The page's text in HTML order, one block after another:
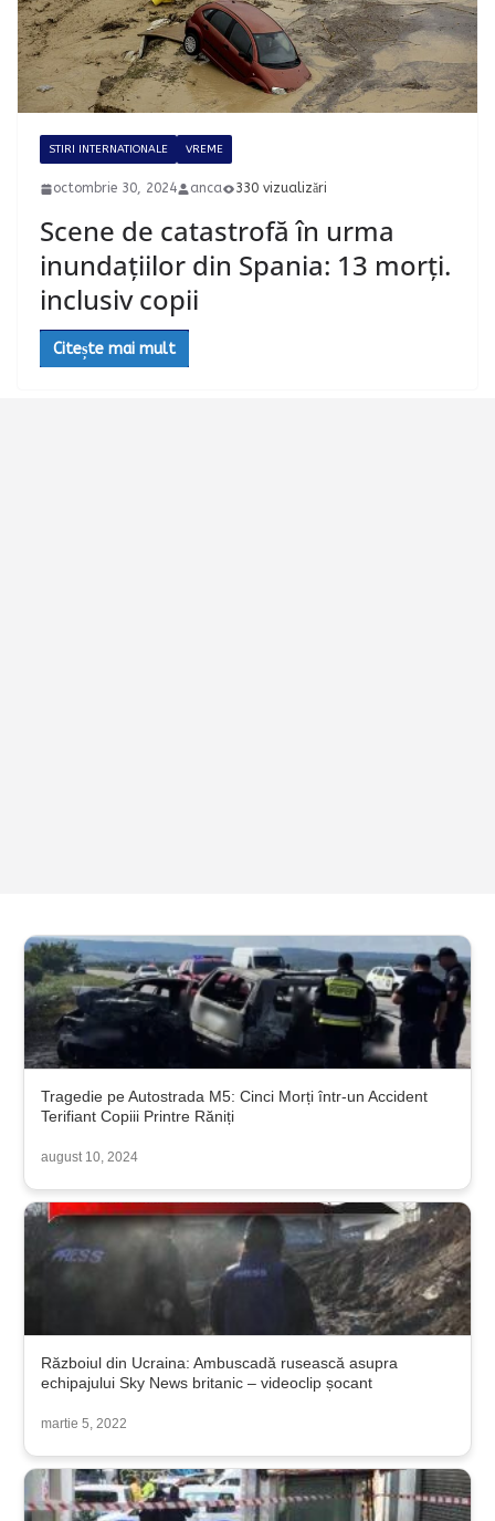
STIRI INTERNATIONALE VREME
octombrie 30, 2024 anca 330 vizualizări
Scene de catastrofă în urma
inundațiilor din Spania: 13 morți.
inclusiv copii
Citește mai mult
Tragedie pe Autostrada M5: Cinci Morți într-un Accident
Terifiant Copiii Printre Răniți
august 10, 2024
Războiul din Ucraina: Ambuscadă rusească asupra
echipajului Sky News britanic – videoclip șocant
martie 5, 2022